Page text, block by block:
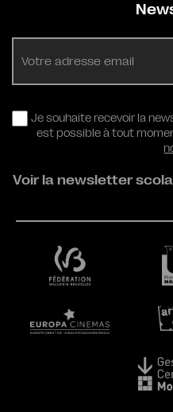
Je souhaite recevoir la
est possible à tout
Voir la newsletter